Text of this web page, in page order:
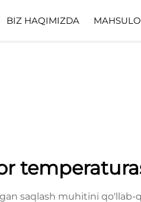
BIZ HAQIMIZDA
saqlash muhitini